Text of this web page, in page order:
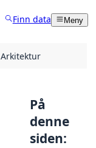
Finn data Meny
Arkitektur
På
denne
siden: